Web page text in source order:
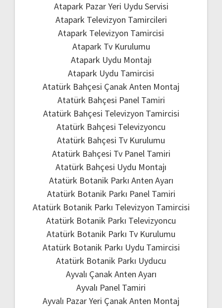
Atapark Pazar Yeri Uydu Servisi
Atapark Televizyon Tamircileri
Atapark Televizyon Tamircisi
Atapark Tv Kurulumu
Atapark Uydu Montajı
Atapark Uydu Tamircisi
Atatürk Bahçesi Çanak Anten Montaj
Atatürk Bahçesi Panel Tamiri
Atatürk Bahçesi Televizyon Tamircisi
Atatürk Bahçesi Televizyoncu
Atatürk Bahçesi Tv Kurulumu
Atatürk Bahçesi Tv Panel Tamiri
Atatürk Bahçesi Uydu Montajı
Atatürk Botanik Parkı Anten Ayarı
Atatürk Botanik Parkı Panel Tamiri
Atatürk Botanik Parkı Televizyon Tamircisi
Atatürk Botanik Parkı Televizyoncu
Atatürk Botanik Parkı Tv Kurulumu
Atatürk Botanik Parkı Uydu Tamircisi
Atatürk Botanik Parkı Uyducu
Ayvalı Çanak Anten Ayarı
Ayvalı Panel Tamiri
Ayvalı Pazar Yeri Çanak Anten Montaj